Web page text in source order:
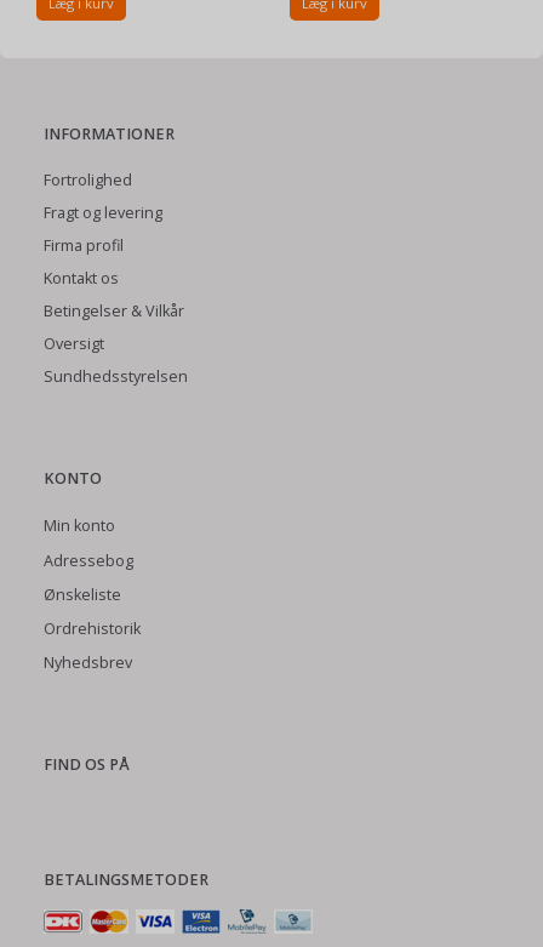
INFORMATIONER
Fortrolighed
Fragt og levering
Firma profil
Kontakt os
Betingelser & Vilkår
Oversigt
Sundhedsstyrelsen
KONTO
Min konto
Adressebog
Ønskeliste
Ordrehistorik
Nyhedsbrev
FIND OS PÅ
BETALINGSMETODER